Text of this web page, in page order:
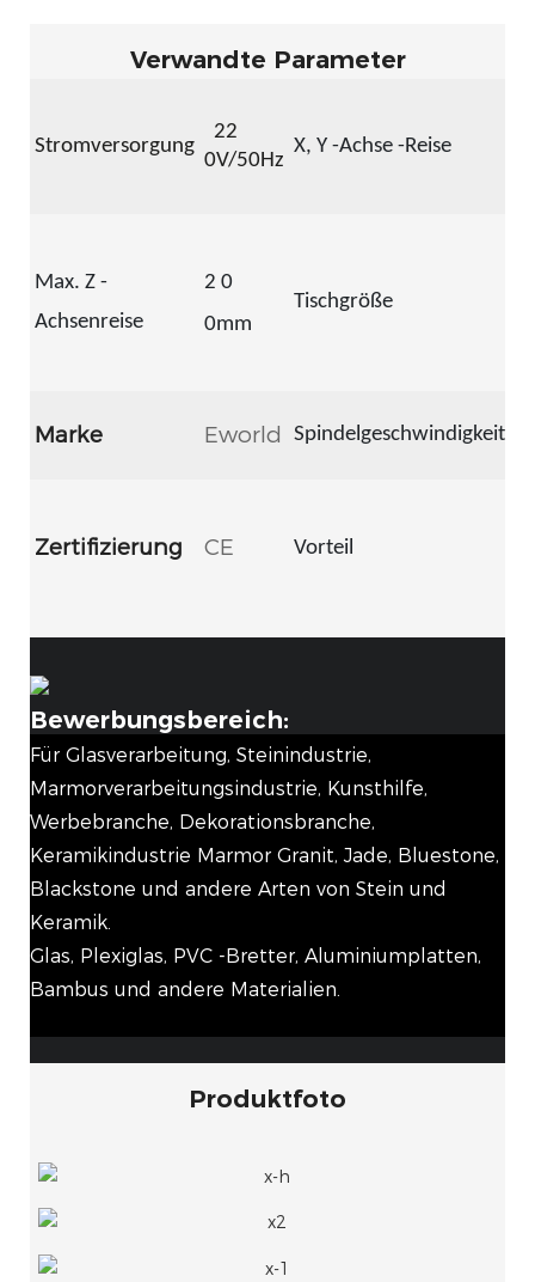
Verwandte Parameter
Stromversorgung
22
0V/50Hz
X, Y -Achse -Reise
Max. Z -
Achsenreise
2 0
0mm
Tischgröße
Marke Eworld Spindelgeschwindigkeit
Zertifizierung CE Vorteil
Bewerbungsbereich:
Für Glasverarbeitung, Steinindustrie,
Marmorverarbeitungsindustrie, Kunsthilfe,
Werbebranche, Dekorationsbranche,
Keramikindustrie Marmor Granit, Jade, Bluestone,
Blackstone und andere Arten von Stein und
Keramik.
Glas, Plexiglas, PVC -Bretter, Aluminiumplatten,
Bambus und andere Materialien.
Produktfoto